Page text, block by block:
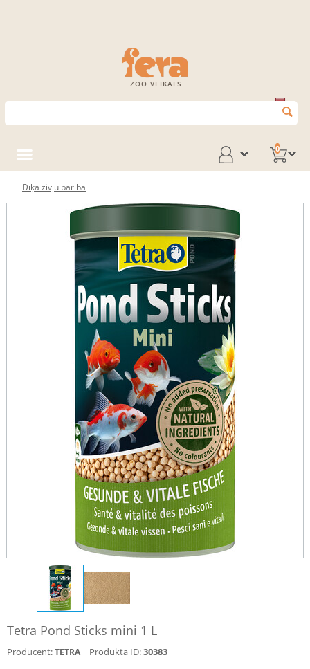
ZOO VEIKALS
0
Dīķa zivju barība
Tetra Pond Sticks mini 1 L
Producent:TETRA Produkta ID:30383